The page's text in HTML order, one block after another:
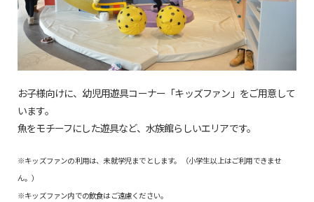
お子様向けに、幼児用遊具コーナー「キッズファン」をご用意して
います。
魚をモチーフにした遊具など、水族館らしいエリアです。
※キッズファンの利用は、未就学児までとします。（小学生以上はご利用できませ
ん。）
※キッズファン内での飲食はご遠慮ください。